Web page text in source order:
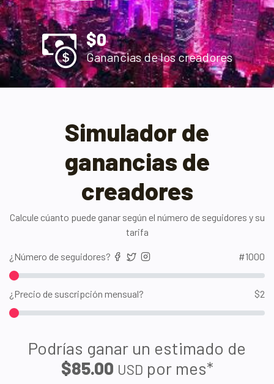
$0
Ganancias de los creadores
Simulador de
ganancias de
creadores
Calcule cúanto puede ganar según el número de seguidores y su
tarifa
¿Número de seguidores? #1000
¿Precio de suscripción mensual? $2
Podrías ganar un estimado de
$85.00 USD por mes*